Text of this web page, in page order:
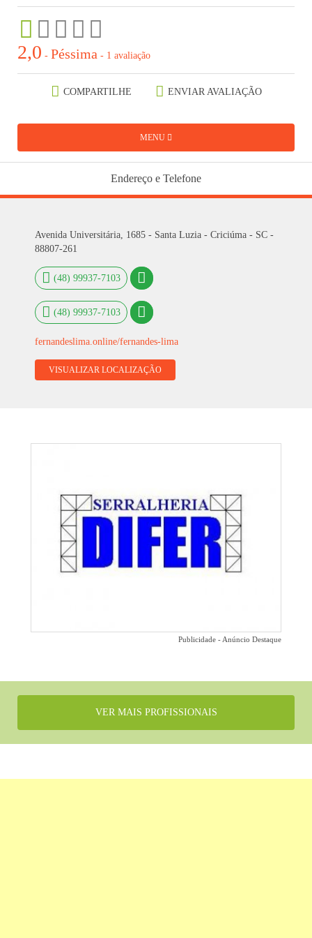
2,0 - Péssima - 1 avaliação
COMPARTILHE ENVIAR AVALIAÇÃO
MENU
Endereço e Telefone
Avenida Universitária, 1685 - Santa Luzia - Criciúma - SC -
88807-261
(48) 99937-7103
(48) 99937-7103
fernandeslima.online/fernandes-lima
VISUALIZAR LOCALIZAÇÃO
Publicidade - Anúncio Destaque
VER MAIS PROFISSIONAIS